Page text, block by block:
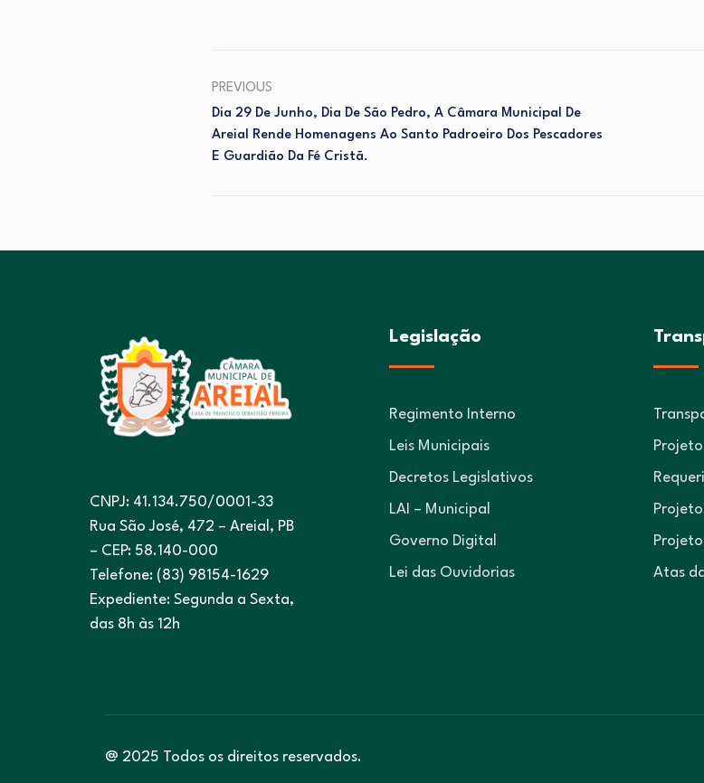
PREVIOUS
Dia 29 De Junho, Dia De São Pedro, A Câmara Municipal De
Areial Rende Homenagens Ao Santo Padroeiro Dos Pescadores
E Guardião Da Fé Cristã.
CNPJ: 41.134.750/0001-33
Rua São José, 472 – Areial, PB
– CEP: 58.140-000
Telefone: (83) 98154-1629
Expediente: Segunda a Sexta,
das 8h às 12h
Legislação
Regimento Interno
Leis Municipais
Decretos Legislativos
LAI – Municipal
Governo Digital
Lei das Ouvidorias Atas
@ 2025 Todos os direitos reservados.